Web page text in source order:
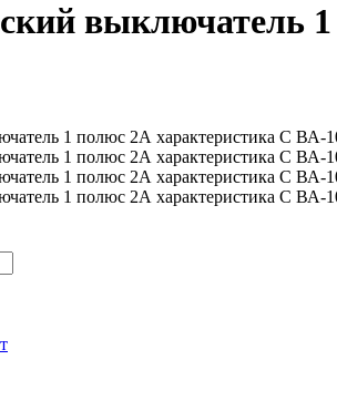
выключатель